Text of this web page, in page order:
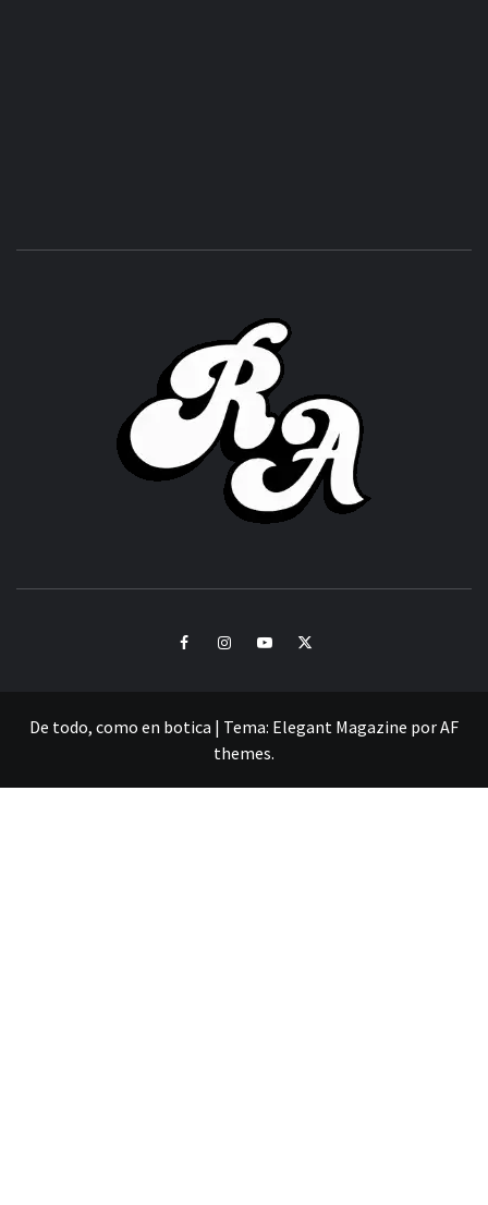
FacebookInstagramYoutubeTwitter
De todo, como en botica | Tema: Elegant Magazine porAF
themes.